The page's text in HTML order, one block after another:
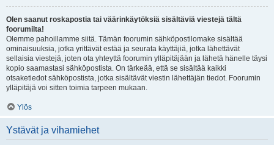
Olen saanut roskapostia tai väärinkäytöksiä sisältäviä viestejä tältä
foorumilta!
Olemme pahoillamme siitä. Tämän foorumin sähköpostilomake sisältää
ominaisuuksia, jotka yrittävät estää ja seurata käyttäjiä, jotka lähettävät
sellaisia viestejä, joten ota yhteyttä foorumin ylläpitäjään ja lähetä hänelle täysi
kopio saamastasi sähköpostista. On tärkeää, että se sisältää kaikki
otsaketiedot sähköpostista, jotka sisältävät viestin lähettäjän tiedot. Foorumin
ylläpitäjä voi sitten toimia tarpeen mukaan.
Ylös
Ystävät ja vihamiehet